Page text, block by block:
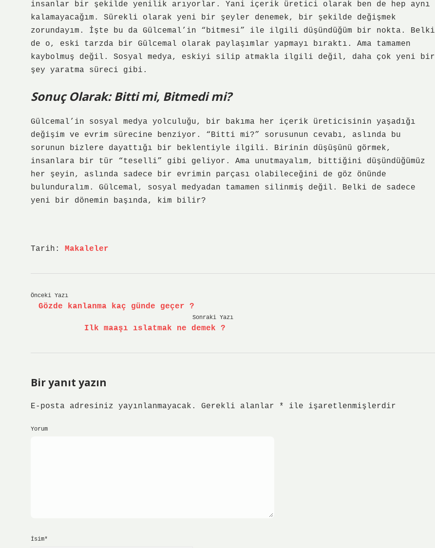
insanlar bir şekilde yenilik arıyorlar. Yani içerik üretici olarak ben de hep aynı
kalamayacağım. Sürekli olarak yeni bir şeyler denemek, bir şekilde değişmek
zorundayım. İşte bu da Gülcemal’in “bitmesi” ile ilgili düşündüğüm bir nokta. Belki
de o, eski tarzda bir Gülcemal olarak paylaşımlar yapmayı bıraktı. Ama tamamen
kaybolmuş değil. Sosyal medya, eskiyi silip atmakla ilgili değil, daha çok yeni bir
şey yaratma süreci gibi.
Sonuç Olarak: Bitti mi, Bitmedi mi?
Gülcemal’in sosyal medya yolculuğu, bir bakıma her içerik üreticisinin yaşadığı
değişim ve evrim sürecine benziyor. “Bitti mi?” sorusunun cevabı, aslında bu
sorunun bizlere dayattığı bir beklentiyle ilgili. Birinin düşüşünü görmek,
insanlara bir tür “teselli” gibi geliyor. Ama unutmayalım, bittiğini düşündüğümüz
her şeyin, aslında sadece bir evrimin parçası olabileceğini de göz önünde
bulunduralım. Gülcemal, sosyal medyadan tamamen silinmiş değil. Belki de sadece
yeni bir dönemin başında, kim bilir?
Tarih: Makaleler
Önceki Yazı
Gözde kanlanma kaç günde geçer ?
Sonraki Yazı
Ilk maaşı ıslatmak ne demek ?
Bir yanıt yazın
E-posta adresiniz yayınlanmayacak. Gerekli alanlar * ile işaretlenmişlerdir
Yorum
İsim*